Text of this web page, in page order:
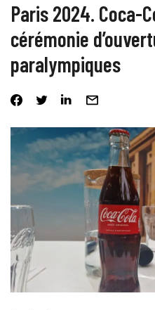
Paris 2024. Coca-
cérémonie
paralympiques